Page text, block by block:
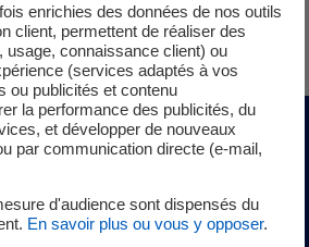
le groupe EDF, tous
enrichies des données de nos outils
client, permettent de réaliser des
usage, connaissance client) ou
(services adaptés à vos
ou publicités et contenu
la performance des publicités, du
et développer de nouveaux
par communication directe (e-mail,
d'audience sont dispensés du
En savoir plus ou vous y opposer.